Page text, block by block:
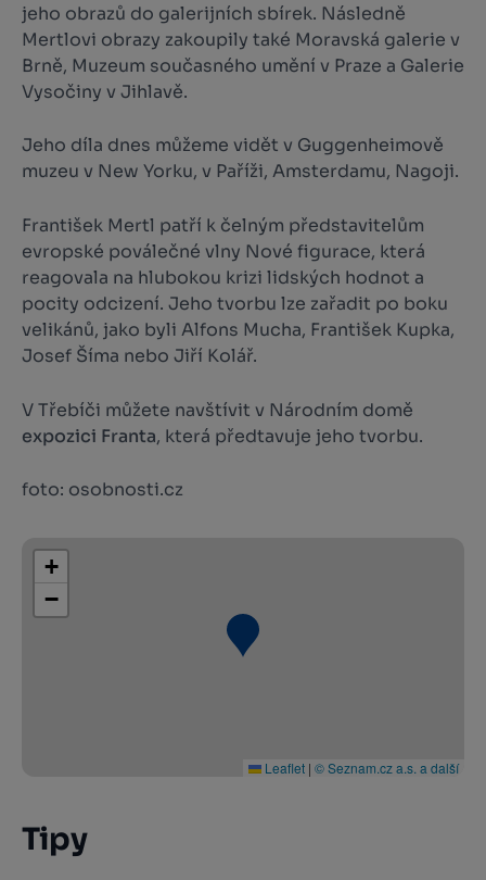
jeho obrazů do galerijních sbírek. Následně
Mertlovi obrazy zakoupily také Moravská galerie v
Brně, Muzeum současného umění v Praze a Galerie
Vysočiny v Jihlavě.
Jeho díla dnes můžeme vidět v Guggenheimově
muzeu v New Yorku, v Paříži, Amsterdamu, Nagoji.
František Mertl patří k čelným představitelům
evropské poválečné vlny Nové figurace, která
reagovala na hlubokou krizi lidských hodnot a
pocity odcizení. Jeho tvorbu lze zařadit po boku
velikánů, jako byli Alfons Mucha, František Kupka,
Josef Šíma nebo Jiří Kolář.
V Třebíči můžete navštívit v Národním domě
expozici Franta, která předtavuje jeho tvorbu.
foto: osobnosti.cz
+
−
Leaflet | © Seznam.cz a.s. a další
Tipy